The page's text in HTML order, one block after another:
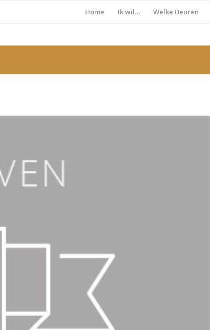
Home Ik wil… Welke Deuren